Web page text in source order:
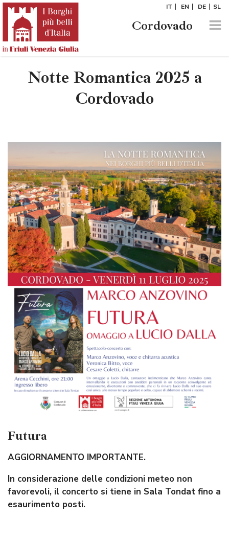
IT EN DE SL
Cordovado
Notte Romantica 2025 a
Cordovado
Futura
AGGIORNAMENTO IMPORTANTE.
In considerazione delle condizioni meteo non
favorevoli, il concerto si tiene in Sala Tondat fino a
esaurimento posti.